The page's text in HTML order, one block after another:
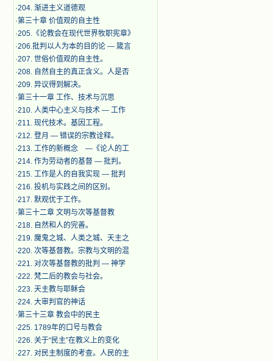
·204. 渐进主义道德观
·第三十章 价值观的自主性
·205.《论教会在现代世界牧职宪章》
·206.批判以人为本的目的论 — 箴言
·207. 世俗价值观的自主性。
·208. 自然自主的真正含义。人是否
·209. 异议得到解决。
·第三十一章 工作、技术与沉思
·210. 人类中心主义与技术 — 工作
·211. 现代技术。基因工程。
·212. 登月 — 错误的宗教诠释。
·213. 工作的新概念 —《论人的工
·214. 作为劳动者的基督 — 批判。
·215. 工作是人的自我实现 — 批判
·216. 投机与实践之间的区别。
·217. 默观优于工作。
·第三十二章 文明与次等基督教
·218. 自然和人的完善。
·219. 魔鬼之城、人类之城、天主之
·220. 次等基督教。宗教与文明的混
·221. 对次等基督教的批判 — 神学
·222. 梵二后的教会与社会。
·223. 天主教与耶稣会
·224. 大审判官的神话
·第三十三章 教会中的民主
·225. 1789年的口号与教会
·226. 关于“民主”在教义上的变化
·227. 对民主制度的考查。人民的主